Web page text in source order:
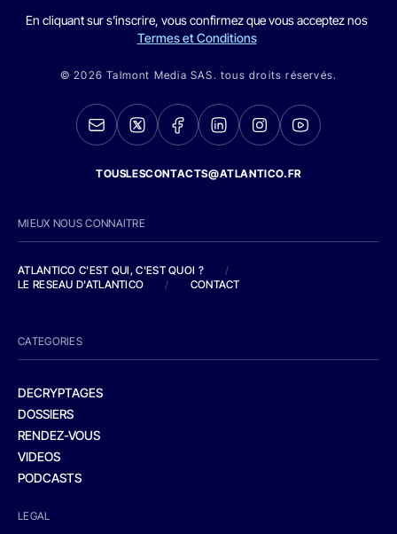
En cliquant sur s'inscrire, vous confirmez que vous acceptez nos
Termes et Conditions
© 2026 Talmont Media SAS. tous droits réservés.
TOUSLESCONTACTS@ATLANTICO.FR
MIEUX NOUS CONNAITRE
ATLANTICO C'EST QUI, C'EST QUOI ?
/
LE RESEAU D'ATLANTICO
/ CONTACT
CATEGORIES
DECRYPTAGES
DOSSIERS
RENDEZ-VOUS
VIDEOS
PODCASTS
LEGAL